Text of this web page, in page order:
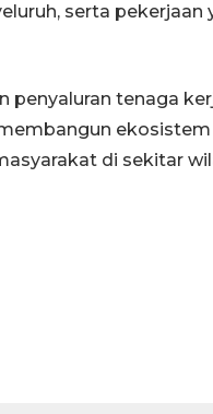
serta pekerjaan
tenaga
di sekitar